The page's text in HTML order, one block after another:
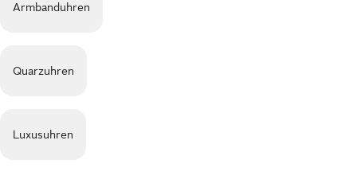
Armbanduhren
Quarzuhren
Luxusuhren